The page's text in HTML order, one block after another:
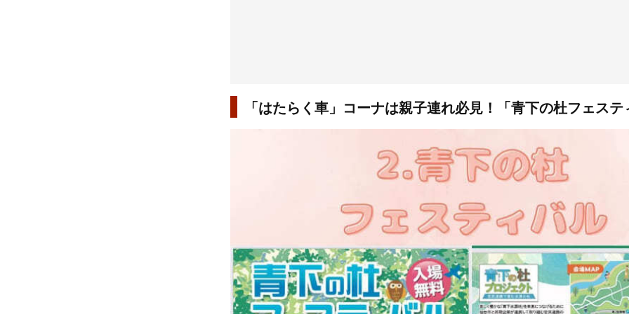
「はたらく車」コーナは親子連れ必見！「青下の杜フェス